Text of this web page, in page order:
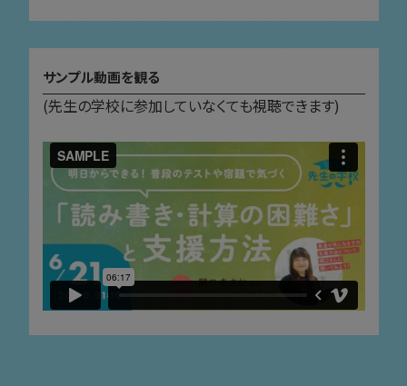
サンプル動画を観る
(先生の学校に参加していなくても視聴できます)